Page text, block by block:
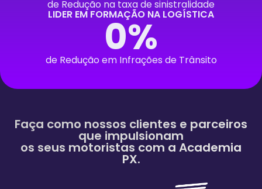
de Redução na taxa de sinistralidade
LIDER EM FORMAÇÃO NA LOGÍSTICA
de Redução em Infrações de Trânsito
0%
Faça como nossos clientes e parceiros
que impulsionam
os seus motoristas com a Academia
PX.